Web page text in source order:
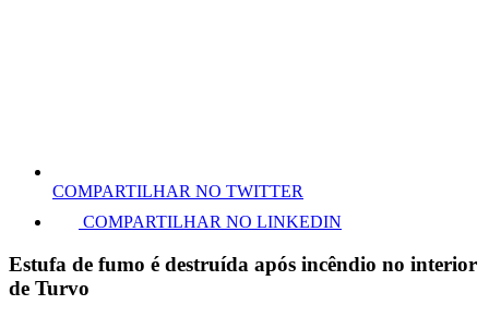
COMPARTILHAR NO TWITTER
COMPARTILHAR NO LINKEDIN
Estufa de fumo é destruída após incêndio no interior
de Turvo